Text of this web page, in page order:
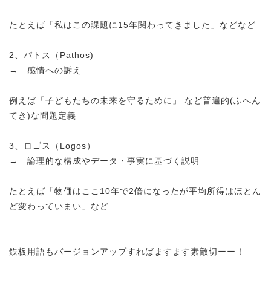
たとえば「私はこの課題に15年関わってきました」などなど
2、パトス（Pathos)
→ 感情への訴え
例えば「子どもたちの未来を守るために」 など普遍的(ふへん
てき)な問題定義
3、ロゴス（Logos）
→ 論理的な構成やデータ・事実に基づく説明
たとえば「物価はここ10年で2倍になったが平均所得はほとん
ど変わっていまい」など
鉄板用語もバージョンアップすればますます素敵切ーー！